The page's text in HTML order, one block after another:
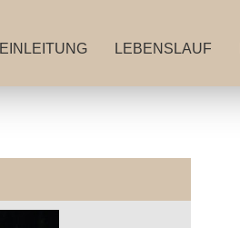
EINLEITUNG LEBENSLAUF